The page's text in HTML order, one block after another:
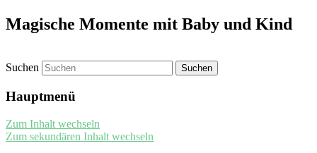
Magische Momente mit Baby und Kind
Suchen
Hauptmenü
Zum Inhalt wechseln
Zum sekundären Inhalt wechseln